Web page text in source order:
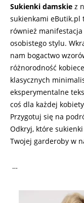
Sukienki damskie z
sukienkami eButik.pl
również
osobistego stylu.
nam bogactwo
różnorodność
klasycznych
eksperymentalne
coś dla każdej
Przygotuj się na
Odkryj, które
Twojej garderoby w
…